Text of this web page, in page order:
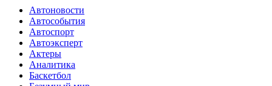
Автоновости
Автособытия
Автоспорт
Автоэксперт
Актеры
Аналитика
Баскетбол